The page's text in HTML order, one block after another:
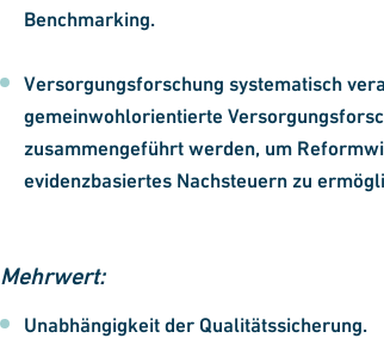
Benchmarking.
Versorgungsforschung systematisch
gemeinwohlorientierte
zusammengeführt werden, um
evidenzbasiertes Nachsteuern zu
Mehrwert:
Unabhängigkeit der Qualitätssicherung.